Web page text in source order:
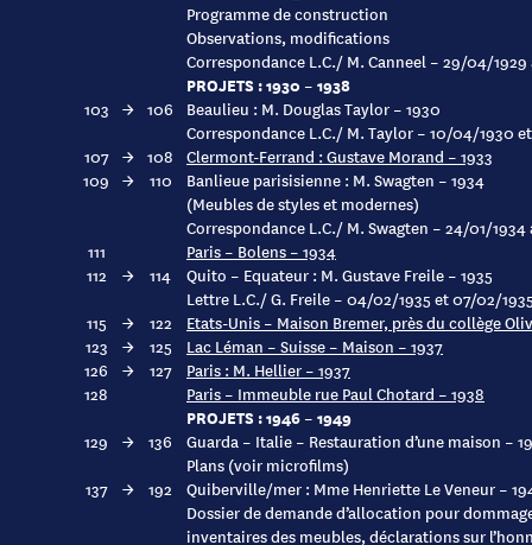
Programme de construction
Observations, modifications
Correspondance L.C./ M. Canneel – 29/04/1929
PROJETS : 1930 – 1938
103 → 106
Beaulieu : M. Douglas Taylor – 1930
Correspondance L.C./ M. Taylor – 10/04/1930
107 → 108 Clermont-Ferrand : Gustave Morand – 1933
109 → 110
Banlieue parisisienne : M. Swagten – 1934
(Meubles de styles et modernes)
Correspondance L.C./ M. Swagten – 24/01/
111
Paris – Bolens – 1934
112
→ 114
Quito – Equateur : M. Gustave Freile – 1935
Lettre L.C./ G. Freile – 04/02/1935 et 07/02/
115
→ 122
Etats-Unis – Maison Bremer, près du collège
123
→ 125
Lac Léman – Suisse – Maison – 1937
126
→ 127
Paris : M. Hellier – 1937
128
Paris – Immeuble rue Paul Chotard – 1938
PROJETS : 1946 – 1949
129 → 136
Guarda – Italie – Restauration d’une maison –
Plans (voir microfilms)
137
→ 192 Quiberville/mer : Mme Henriette Le Veneur –
Dossier de demande d’allocation pour
inventaires des meubles, déclarations sur